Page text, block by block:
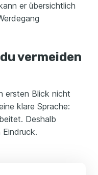
er übersichtlich
vermeiden
ersten Blick nicht
klare Sprache:
Deshalb